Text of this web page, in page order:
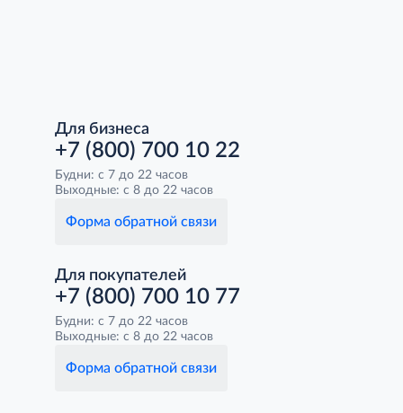
Для бизнеса
+7 (800) 700 10 22
Будни: с 7 до 22 часов
Выходные: с 8 до 22 часов
Форма обратной связи
Для покупателей
+7 (800) 700 10 77
Будни: с 7 до 22 часов
Выходные: с 8 до 22 часов
Форма обратной связи